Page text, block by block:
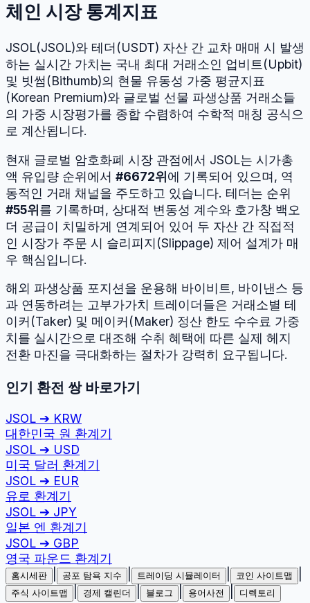
체인 시장 통계지표
JSOL(JSOL)와 테더 (USDT) 자산 간 교차 매매 시 발생
하는 실시간 가치는 국내 최대 거래소인 업비트(Upbit)
및 빗썸(Bithumb)의 현물 유동성 가중 평균지표
(Korean Premium)와 글로벌 선물 파생상품 거래소들
의 가중 시장평가를 종합 수렴하여 수학적 매칭 공식으
로 계산됩니다.
현재 글로벌 암호화폐 시장 관점에서 JSOL는 시가총
액 유입량 순위에서 #6672위에 기록되어 있으며, 역
동적인 거래 채널을 주도하고 있습니다. 테더는 순위
#55위를 기록하며, 상대적 변동성 계수와 호가창 백오
더 공급이 치밀하게 연계되어 있어 두 자산 간 직접적
인 시장가 주문 시 슬리피지(Slippage) 제어 설계가 매
우 핵심입니다.
해외 파생상품 포지션을 운용해 바이비트, 바이낸스 등
과 연동하려는 고부가가치 트레이더들은 거래소별 테
이커(Taker) 및 메이커(Maker) 정산 한도 수수료 가중
치를 실시간으로 대조해 수취 혜택에 따른 실제 헤지
전환 마진을 극대화하는 절차가 강력히 요구됩니다.
인기 환전 쌍 바로가기
JSOL ➔ KRW
대한민국 원 환계기
JSOL ➔ USD
미국 달러 환계기
JSOL ➔ EUR
유로 환계기
JSOL ➔ JPY
일본 엔 환계기
JSOL ➔ GBP
영국 파운드 환계기
홈시세판 공포 탐욕 지수 트레이딩 시뮬레이터 코인 사이트맵
주식 사이트맵 경제 캘린더 블로그 용어사전 디렉토리